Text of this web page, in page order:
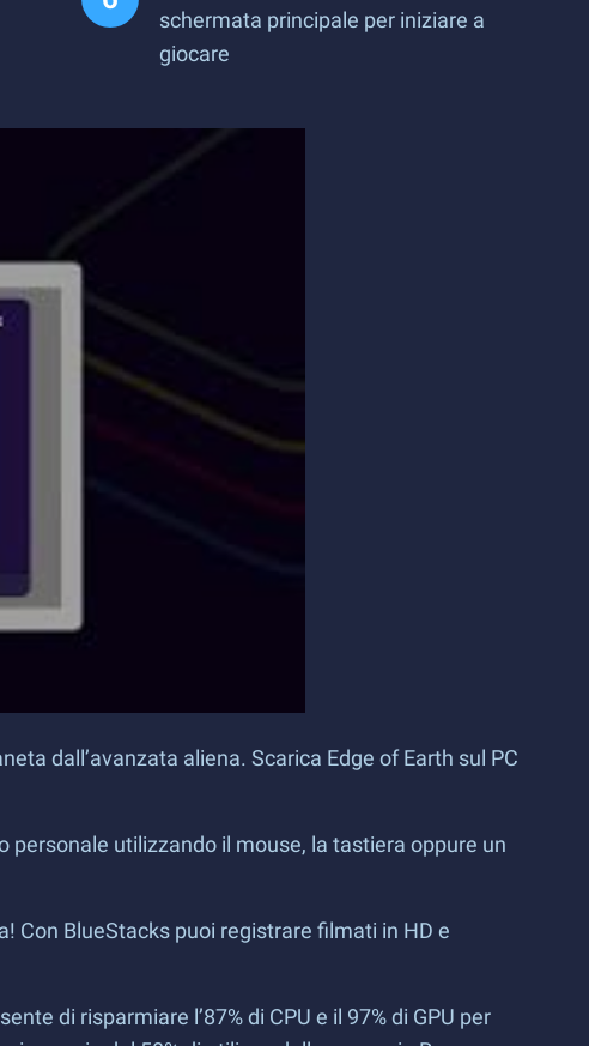
schermata principale per iniziare a
giocare
dall’avanzata aliena. Scarica Edge of Earth sul PC
personale utilizzando il mouse, la tastiera oppure un
Con BlueStacks puoi registrare filmati in HD e
di risparmiare l’87% di CPU e il 97% di GPU per